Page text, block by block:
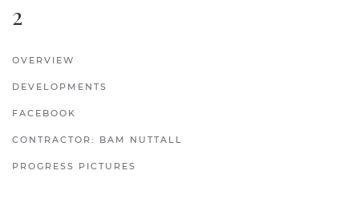
2
OVERVIEW
DEVELOPMENTS
FACEBOOK
CONTRACTOR: BAM NUTTALL
PROGRESS PICTURES